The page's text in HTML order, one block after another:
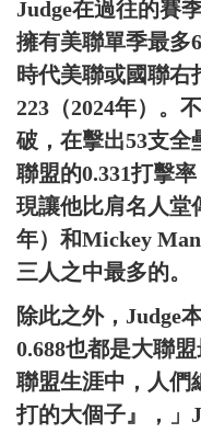
Judge在過往的賽
擁有美聯單季最多
時代美聯或國聯右
223（2024年）。
破，在擊出53支全
聯盟的0.331打擊
現讓他比肩名人堂
年）和Mickey
三人之中最多的。
除此之外，Judge
0.688也都是大聯
聯盟生涯中，人們
打的大個子』，」